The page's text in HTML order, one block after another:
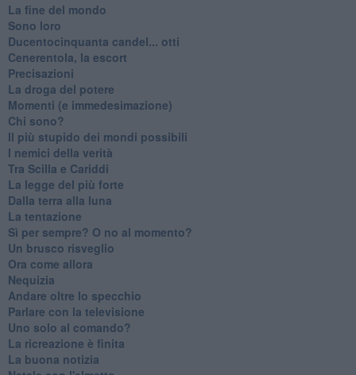
La fine del mondo
Sono loro
Ducentocinquanta candel... otti
Cenerentola, la escort
Precisazioni
La droga del potere
Momenti (e immedesimazione)
Chi sono?
Il più stupido dei mondi possibili
I nemici della verità
Tra Scilla e Cariddi
La legge del più forte
Dalla terra alla luna
La tentazione
​Sì per sempre? O no al momento?
Un brusco risveglio
Ora come allora
Nequizia
Andare oltre lo specchio
Parlare con la televisione
Uno solo al comando?
La ricreazione è finita
La buona notizia